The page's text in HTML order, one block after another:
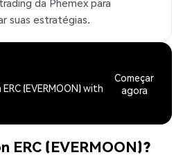
da Phemex para
suas estratégias.
(EVERMOON) with
Começar
agora
ERC (EVERMOON)?